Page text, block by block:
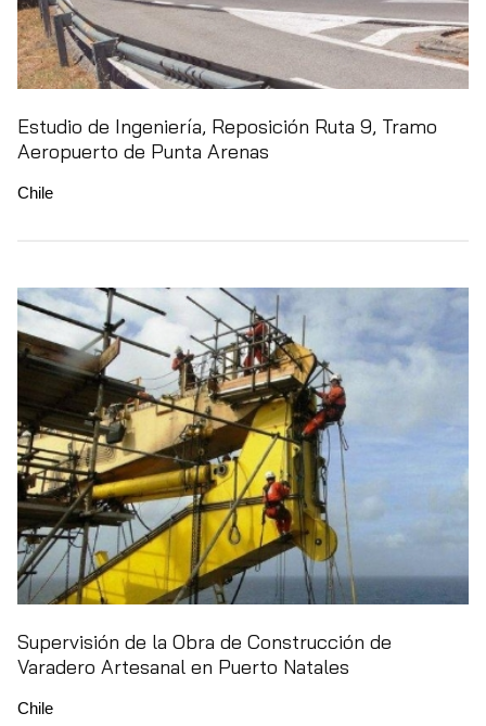
Estudio de Ingeniería, Reposición Ruta 9, Tramo
Aeropuerto de Punta Arenas
Chile
Supervisión de la Obra de Construcción de
Varadero Artesanal en Puerto Natales
Chile